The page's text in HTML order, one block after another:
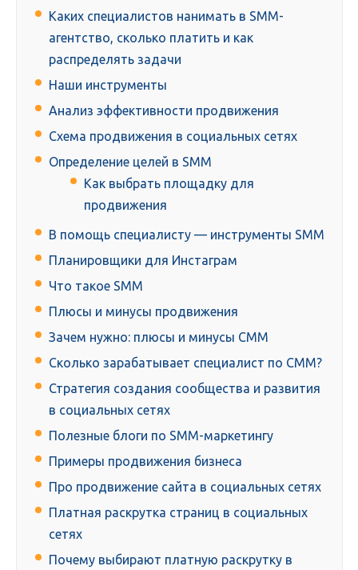
Каких специалистов нанимать в SMM-
агентство, сколько платить и как
распределять задачи
Наши инструменты
Анализ эффективности продвижения
Схема продвижения в социальных сетях
Определение целей в SMM
Как выбрать площадку для
продвижения
В помощь специалисту — инструменты SMM
Планировщики для Инстаграм
Что такое SMM
Плюсы и минусы продвижения
Зачем нужно: плюсы и минусы СММ
Сколько зарабатывает специалист по СММ?
Стратегия создания сообщества и развития
в социальных сетях
Полезные блоги по SMM-маркетингу
Примеры продвижения бизнеса
Про продвижение сайта в социальных сетях
Платная раскрутка страниц в социальных
сетях
Почему выбирают платную раскрутку в